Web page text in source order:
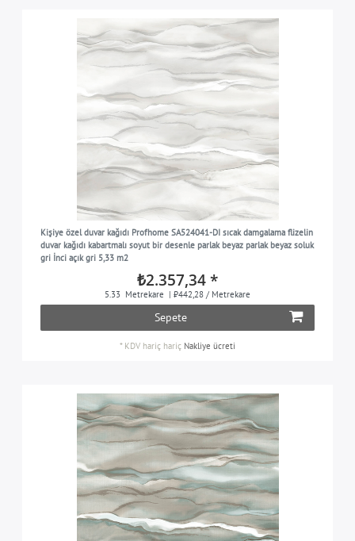
Kişiye özel duvar kağıdı Profhome SA524041-DI sıcak damgalama flizelin
duvar kağıdı kabartmalı soyut bir desenle parlak beyaz parlak beyaz soluk
gri İnci açık gri 5,33 m2
₺2.357,34 *
5.33 Metrekare | ₺442,28 / Metrekare
Sepete
* KDV hariç hariç Nakliye ücreti